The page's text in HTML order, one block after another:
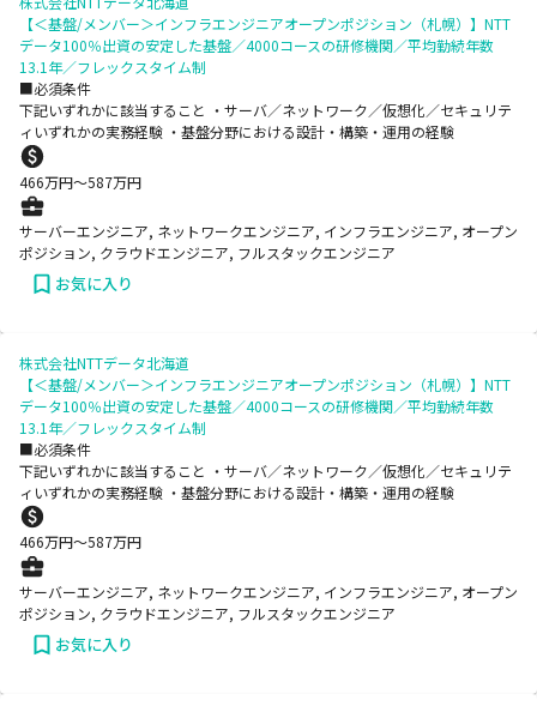
【＜基盤/メンバー＞インフラエンジニアオープンポジション（札幌）】NTT
データ100％出資の安定した基盤／4000コースの研修機関／平均勤続年数
13.1年／フレックスタイム制
■必須条件
下記いずれかに該当すること ・サーバ／ネットワーク／仮想化／セキュリテ
ィいずれかの実務経験 ・基盤分野における設計・構築・運用の経験
466万円〜587万円
サーバーエンジニア, ネットワークエンジニア, インフラエンジニア, オープン
ポジション, クラウドエンジニア, フルスタックエンジニア
お気に入り
株式会社NTTデータ北海道
【＜基盤/メンバー＞インフラエンジニアオープンポジション（札幌）】NTT
データ100％出資の安定した基盤／4000コースの研修機関／平均勤続年数
13.1年／フレックスタイム制
■必須条件
下記いずれかに該当すること ・サーバ／ネットワーク／仮想化／セキュリテ
ィいずれかの実務経験 ・基盤分野における設計・構築・運用の経験
466万円〜587万円
サーバーエンジニア, ネットワークエンジニア, インフラエンジニア, オープン
ポジション, クラウドエンジニア, フルスタックエンジニア
お気に入り